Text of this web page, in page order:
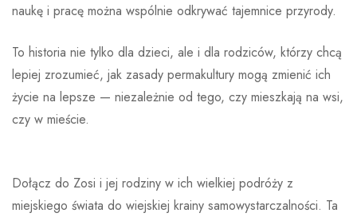
naukę i pracę można wspólnie odkrywać tajemnice przyrody.
To historia nie tylko dla dzieci, ale i dla rodziców, którzy chcą
lepiej zrozumieć, jak zasady permakultury mogą zmienić ich
życie na lepsze — niezależnie od tego, czy mieszkają na wsi,
czy w mieście.
Dołącz do Zosi i jej rodziny w ich wielkiej podróży z
miejskiego świata do wiejskiej krainy samowystarczalności. Ta